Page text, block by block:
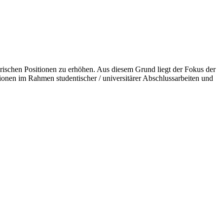
Positionen zu erhöhen. Aus diesem Grund liegt der Fokus der
im Rahmen studentischer / universitärer Abschlussarbeiten und